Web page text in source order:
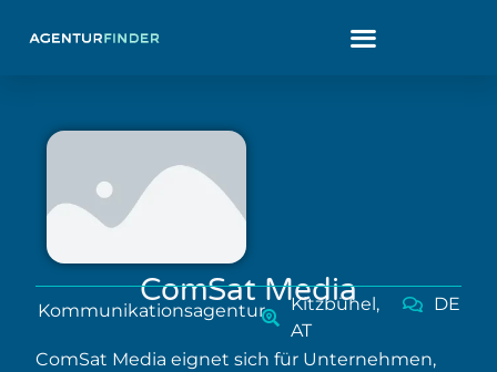
ComSat Media
Kommunikationsagentur
Kitzbühel,
AT
DE
ComSat Media eignet sich für Unternehmen,